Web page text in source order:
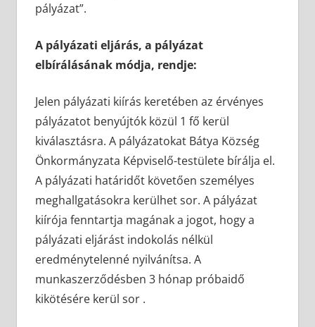
pályázat”.
A pályázati eljárás, a pályázat
elbírálásának módja, rendje:
Jelen pályázati kiírás keretében az érvényes
pályázatot benyújtók közül 1 fő kerül
kiválasztásra. A pályázatokat Bátya Község
Önkormányzata Képviselő-testülete bírálja el.
A pályázati határidőt követően személyes
meghallgatásokra kerülhet sor. A pályázat
kiírója fenntartja magának a jogot, hogy a
pályázati eljárást indokolás nélkül
eredménytelenné nyilvánítsa. A
munkaszerződésben 3 hónap próbaidő
kikötésére kerül sor .